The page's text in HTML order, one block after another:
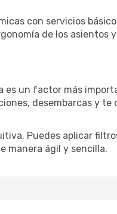
con servicios
de los asientos
es un factor más
desembarcas y
Puedes aplicar
manera ágil y sencilla.